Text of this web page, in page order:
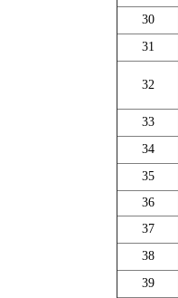
30
31
32
33
34
35
36
37
38
39